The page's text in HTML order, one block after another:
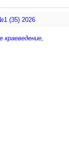
(35) 2026
краеведение,